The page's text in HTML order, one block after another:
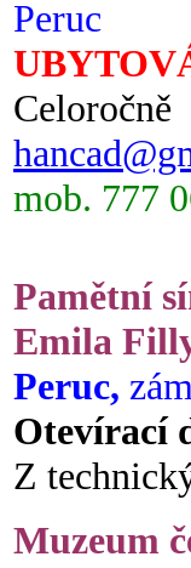
Peruc
Celoročně
mob. 777
Pamětní
Emila
Peruc,
Otevírací
Z
Muzeum